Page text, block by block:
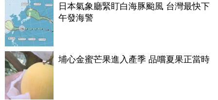
日本氣象廳緊盯白海豚颱風 台灣最快下
午發海警
埔心金蜜芒果進入產季 品嚐夏果正當時